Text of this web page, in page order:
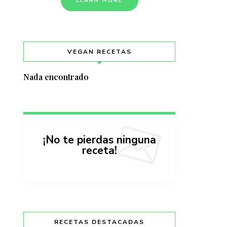
VEGAN RECETAS
Nada encontrado
¡No te pierdas ninguna
receta!
RECETAS DESTACADAS